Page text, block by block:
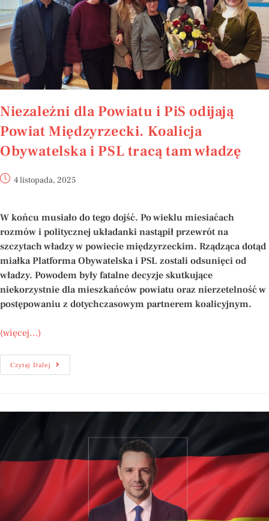
Niezależni dla Powiatu i PiS odijają
Powiat Międzyrzecki. Koalicja
Obywatelska i PSL tracą tam władzę
4 listopada, 2025
W końcu musiało do tego dojść. Po wieklu miesiaćach
rozmów i politycznej układanki nastąpił przewrót na
szczytach władzy w powiecie międzyrzeckim. Rządząca dotąd
miałka Platforma Obywatelska i PSL zostali odsunięci od
władzy. Powodem były fatalne decyzje skutkujące
niekorzystnie dla mieszkańców powiatu oraz nierzetelność w
postępowaniu z dotychczasowym partnerem koalicyjnym.
(więcej…)
Czytaj Dalej